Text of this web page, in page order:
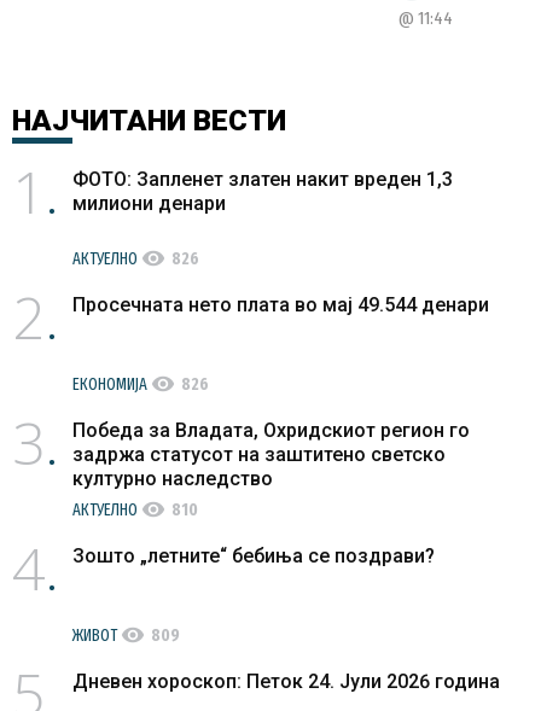
@ 11:44
НАЈЧИТАНИ ВЕСТИ
1
ФОТО: Запленет златен накит вреден 1,3
милиони денари
АКТУЕЛНО visibility 826
2 Просечната нето плата во мај 49.544 денари
ЕКОНОМИЈА visibility 826
3
Победа за Владата, Охридскиот регион го
задржа статусот на заштитено светско
културно наследство
АКТУЕЛНО visibility 810
4 Зошто „летните“ бебиња се поздрави?
ЖИВОТvisibility 809
5 Дневен хороскоп: Петок 24. Јули 2026 година